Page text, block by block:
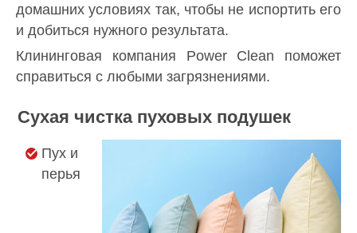
домашних условиях так, чтобы не испортить его
и добиться нужного результата.
Клининговая компания Power Clean поможет
справиться с любыми загрязнениями.
Сухая чистка пуховых подушек
Пух и
перья